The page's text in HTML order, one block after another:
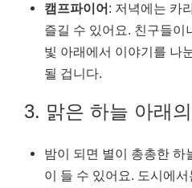
캠프파이어: 저녁에는 카
즐길 수 있어요. 친구들이
빛 아래에서 이야기를 나
될 겁니다.
3. 맑은 하늘 아래
밤이 되면 별이 총총한 하
이 들 수 있어요. 도시에